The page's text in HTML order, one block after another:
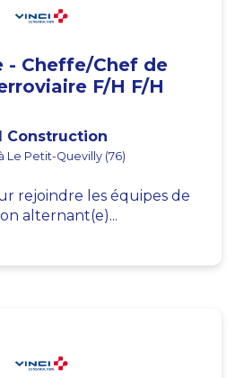
- Cheffe/Chef de
F/H F/H
Construction
Le Petit-Quevilly (76)
rejoindre les équipes de
alternant(e)...